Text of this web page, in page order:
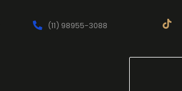
(11) 98955-3088